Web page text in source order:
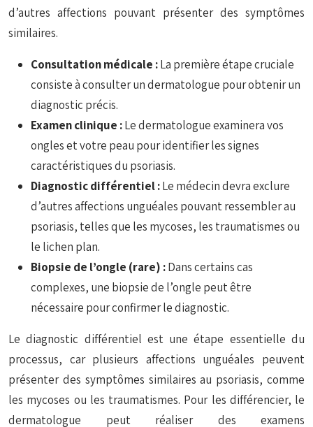
d’autres affections pouvant présenter des symptômes
similaires.
Consultation médicale :La première étape cruciale
consiste à consulter un dermatologue pour obtenir un
diagnostic précis.
Examen clinique :Le dermatologue examinera vos
ongles et votre peau pour identifier les signes
caractéristiques du psoriasis.
Diagnostic différentiel :Le médecin devra exclure
d’autres affections unguéales pouvant ressembler au
psoriasis, telles que les mycoses, les traumatismes ou
le lichen plan.
Biopsie de l’ongle (rare) :Dans certains cas
complexes, une biopsie de l’ongle peut être
nécessaire pour confirmer le diagnostic.
Le diagnostic différentiel est une étape essentielle du
processus, car plusieurs affections unguéales peuvent
présenter des symptômes similaires au psoriasis, comme
les mycoses ou les traumatismes. Pour les différencier, le
dermatologue peut réaliser des examens